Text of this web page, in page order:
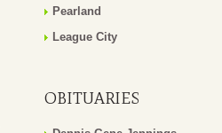
Pearland
League City
OBITUARIES